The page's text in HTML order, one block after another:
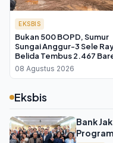
EKSBIS
Bukan 500 BOPD, Sumur
Sungai Anggur-3 Sele
Belida Tembus 2.467
per Hari
08 Agustus 2026
Eksbis
Bank